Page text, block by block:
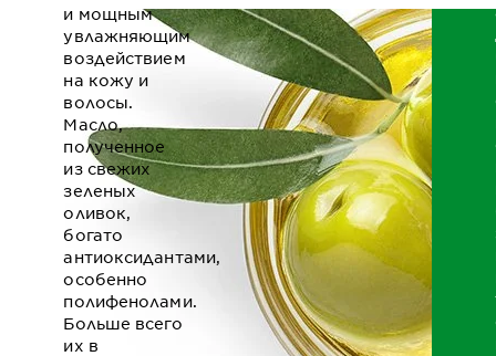
и мощным
увлажняющим
воздействием
на кожу и
волосы.
Масло,
полученное
из свежих
зеленых
оливок,
богато
антиоксидантами,
особенно
полифенолами.
Больше всего
их в